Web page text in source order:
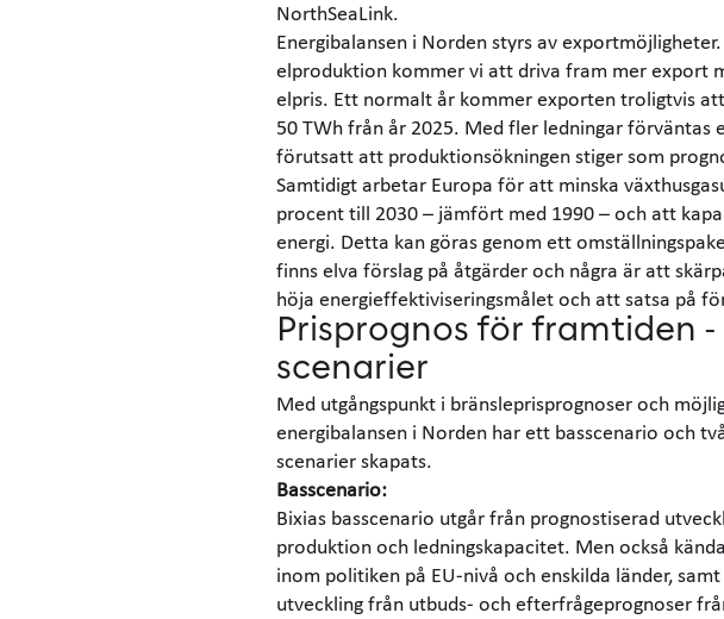
NorthSeaLink.
Energibalansen i Norden styrs av
elproduktion kommer vi att driva fram mer export
elpris. Ett normalt år kommer exporten troligtvis
50 TWh från år 2025. Med fler ledningar förväntas
förutsatt att produktionsökningen stiger som
Samtidigt arbetar Europa för att minska
procent till 2030 – jämfört med 1990 – och att
energi. Detta kan göras genom ett
finns elva förslag på åtgärder och några är att
höja energieffektiviseringsmålet och att satsa på
Prisprognos för framtiden -
scenarier
Med utgångspunkt i bränsleprisprognoser och
energibalansen i Norden har ett basscenario och
scenarier skapats.
Basscenario:
Bixias basscenario utgår från prognostiserad
produktion och ledningskapacitet. Men också
inom politiken på EU-nivå och enskilda länder,
utveckling från utbuds- och efterfrågeprognoser